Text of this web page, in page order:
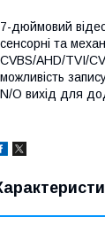
7-дюймовий
сенсорні та
CVBS/AHD/TVI/
можливість
N/O вихід для